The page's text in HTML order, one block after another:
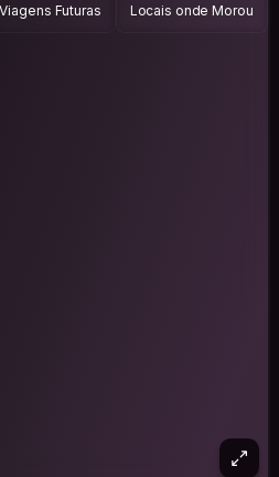
Viagens Futuras Locais onde Morou